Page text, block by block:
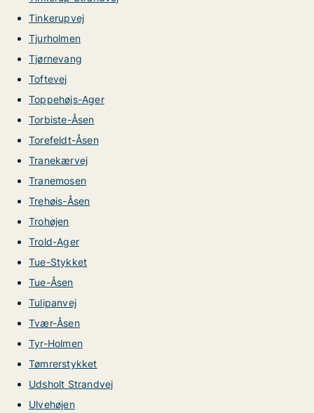
Tinkerupvej
Tjurholmen
Tjørnevang
Toftevej
Toppehøjs-Ager
Torbiste-Åsen
Torefeldt-Åsen
Tranekærvej
Tranemosen
Trehøis-Åsen
Trohøjen
Trold-Ager
Tue-Stykket
Tue-Åsen
Tulipanvej
Tvær-Åsen
Tyr-Holmen
Tømrerstykket
Udsholt Strandvej
Ulvehøjen